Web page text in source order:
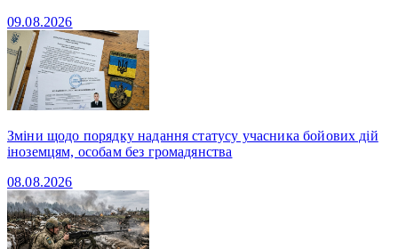
09.08.2026
Зміни щодо порядку надання статусу учасника бойових дій
іноземцям, особам без громадянства
08.08.2026